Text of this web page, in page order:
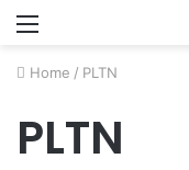
Menu
Home / PLTN
PLTN